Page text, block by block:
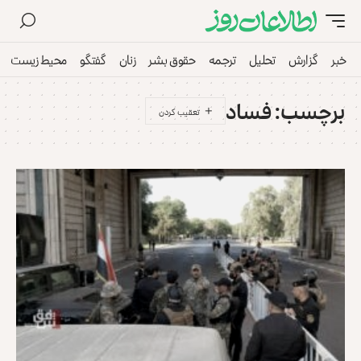
خبر گزارش تحلیل ترجمه حقوق بشر زنان گفتگو محیط زیست
برچسب:فساد